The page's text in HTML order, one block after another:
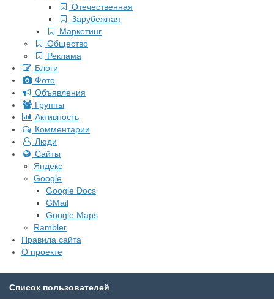
Отечественная
Зарубежная
Маркетинг
Общество
Реклама
Блоги
Фото
Объявления
Группы
Активность
Комментарии
Люди
Сайты
Яндекс
Google
Google Docs
GMail
Google Maps
Rambler
Правила сайта
О проекте
Список пользователей